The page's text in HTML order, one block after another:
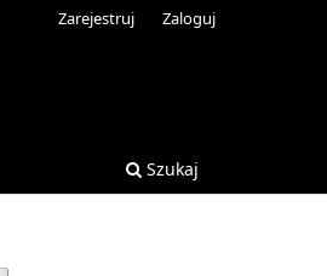
Szukaj
Zarejestruj Zaloguj